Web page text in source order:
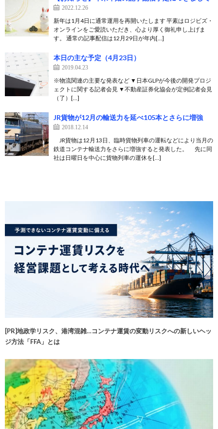
2022.12.26
新年は1月4日に通常運用を再開いたします 平素はロジビズ・
オンラインをご愛読いただき、心より厚く御礼申し上げま
す。 通常の記事配信は12月29日が年内[…]
本日の主な予定（4月23日）
2019.04.23
※物流関連の主要な発表など ▼日本GLPが今後の開発プロジ
ェクトに関する記者会見 ▼不動産証券化協会が定例記者会見
（了）[…]
JR貨物が12月の輸送力を延べ105本とさらに増強
2018.12.14
JR貨物は12月13日、臨時貨物列車の運転などにより当月の
鉄道コンテナ輸送力をさらに増強すると発表した。 先に同
社は日曜日を中心に貨物列車の運休を[…]
[PR]地政学リスク、港湾混雑…コンテナ運賃の変動リスクへの新しいヘッ
ジ方法「FFA」とは